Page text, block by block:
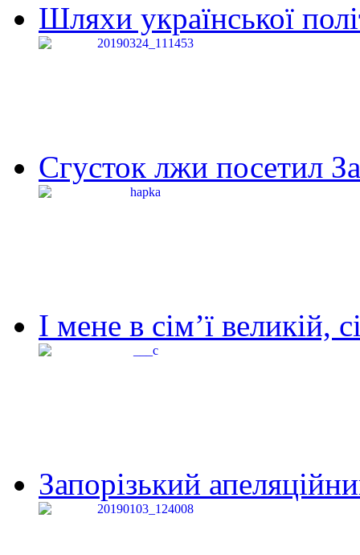
Шляхи української
Сгусток лжи посетил
І мене в сім’ї великій,
Запорізький